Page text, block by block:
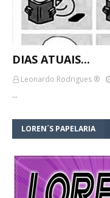
DIAS ATUAIS...
Leonardo Rodrigues ®
…
LOREN´S PAPELARIA